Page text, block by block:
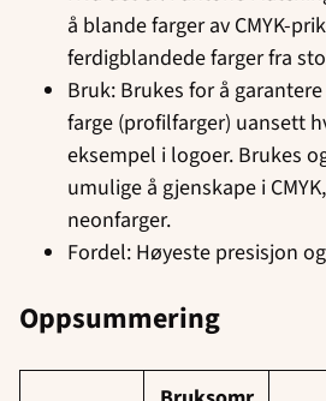
å blande farger av CMYK-
ferdigblandede farger fra
Bruk: Brukes for å
farge (profilfarger) uansett
eksempel i logoer. Brukes
umulige å gjenskape i
neonfarger.
Fordel: Høyeste presisjon
Oppsummering